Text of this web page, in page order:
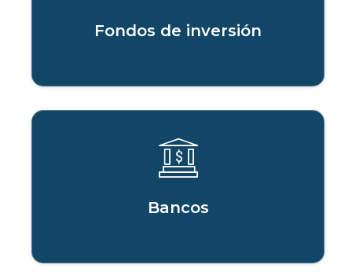
Fondos de inversión
Bancos